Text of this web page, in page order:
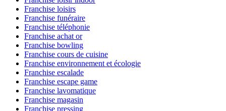
Franchise loisirs
Franchise funéraire
Franchise téléphonie
Franchise achat or
Franchise bowling
Franchise cours de cuisine
Franchise environnement et écologie
Franchise escalade
Franchise escape game
Franchise lavomatique
Franchise magasin
Franchise pressing